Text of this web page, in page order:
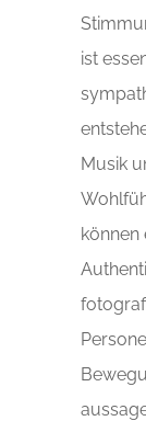
ist
Musik
können